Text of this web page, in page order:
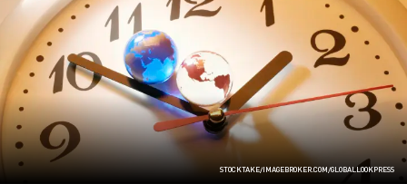
STOCKTAKE/IMAGEBROKER.COM/GLOBALLOOKPRESS